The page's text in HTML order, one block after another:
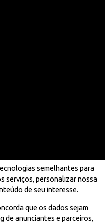
semelhantes para
serviços, personalizar nossa
de seu interesse.
que os dados sejam
de anunciantes e parceiros,